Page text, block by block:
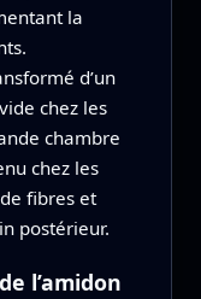
la
d’un
chez les
chambre
chez les
fibres et
postérieur.
l’amidon